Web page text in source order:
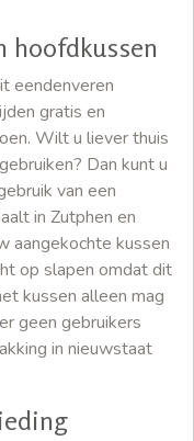
hoofdkussen
eendenveren
gratis en
Wilt u liever thuis
Dan kunt u
van een
in Zutphen en
aangekochte kussen
op slapen omdat dit
kussen alleen mag
geen gebruikers
in nieuwstaat